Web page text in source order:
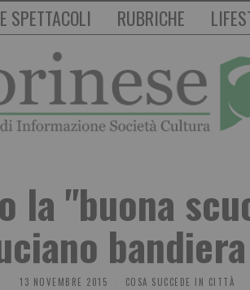
SPETTACOLI RUBRICHE
la "buona
13 NOVEMBRE 2015 COSA SUCCEDE IN CITTÀ